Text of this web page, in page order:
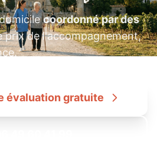
coordonné par des
prix de l'accompagnement,
évaluation gratuite